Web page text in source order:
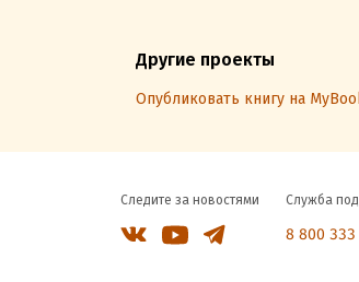
Другие проекты
Опубликовать книгу на
Следите за новостями Служба
8 800 333